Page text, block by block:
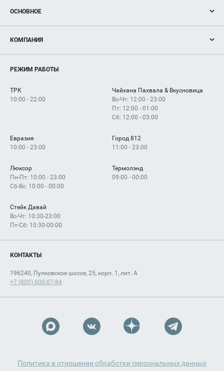
ОСНОВНОЕ
Новости
Магазины
Услуги
КОМПАНИЯ
Рекламодателям
Как добраться
РЕЖИМ РАБОТЫ
ТРК
10:00 - 22:00
Чайхана Пахвала & Вкусновица
Вс-Чт: 12:00 - 23:00
Пт: 12:00 - 01:00
Сб: 12:00 - 03:00
Евразия
10:00 - 23:00
Город 812
11:00 - 23:00
Люксор
Пн-Пт: 10:00 - 23:00
Сб-Вс: 10:00 - 00:00
Термолэнд
09:00 - 00:00
Стейк Давай
Вс-Чт: 10:30-23:00
Пт-Сб: 10:30-00:00
КОНТАКТЫ
196240, Пулковское шоссе, 25, корп. 1, лит. А
+7 (800) 600-07-84
Политика в отношении обработки персональных данных